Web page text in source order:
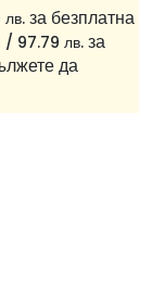
за безплатна
/ 97.79 лв. за
да